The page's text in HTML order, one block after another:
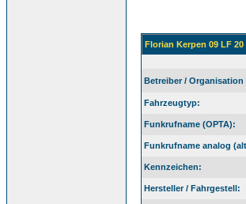
Florian Kerpen 09 LF 20
Betreiber / Organisation
Fahrzeugtyp:
Funkrufname (OPTA):
Funkrufname analog
Kennzeichen:
Hersteller / Fahrgestell: